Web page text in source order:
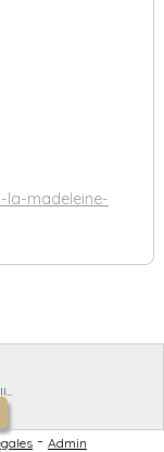
madeleine-
- Admin